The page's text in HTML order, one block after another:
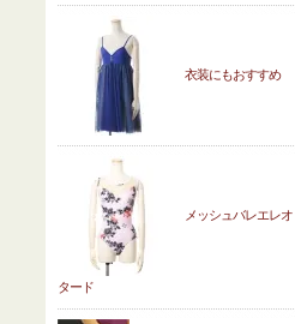
衣装にもおすすめ
メッシュバレエレオ
タード